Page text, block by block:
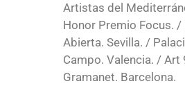
Artistas del
Honor Premio Focus. /
Abierta. Sevilla. /
Campo. Valencia. / Art
Gramanet. Barcelona.